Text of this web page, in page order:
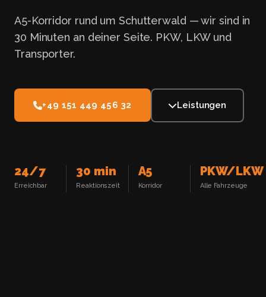
A5-Korridor rund um Schutterwald — wir sind in
30 Minuten an deiner Seite. PKW, LKW und
Transporter.
+49 151 449 456 32 Leistungen
24/7
Erreichbar
30 min
Reaktionszeit
A5
Korridor
PKW/LKW
Alle Fahrzeuge